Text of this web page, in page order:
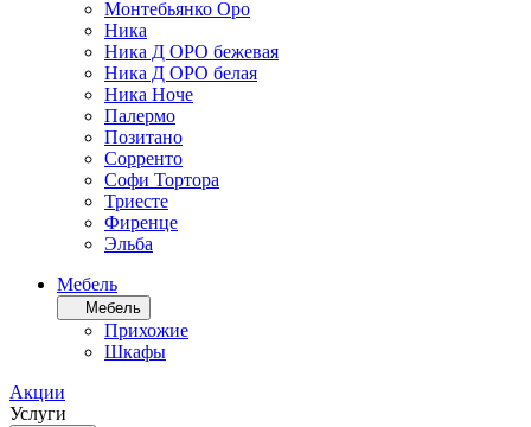
Монтебьянко Оро
Ника
Ника Д ОРО бежевая
Ника Д ОРО белая
Ника Ноче
Палермо
Позитано
Сорренто
Софи Тортора
Триесте
Фиренце
Эльба
Мебель
Мебель
Прихожие
Шкафы
Акции
Услуги